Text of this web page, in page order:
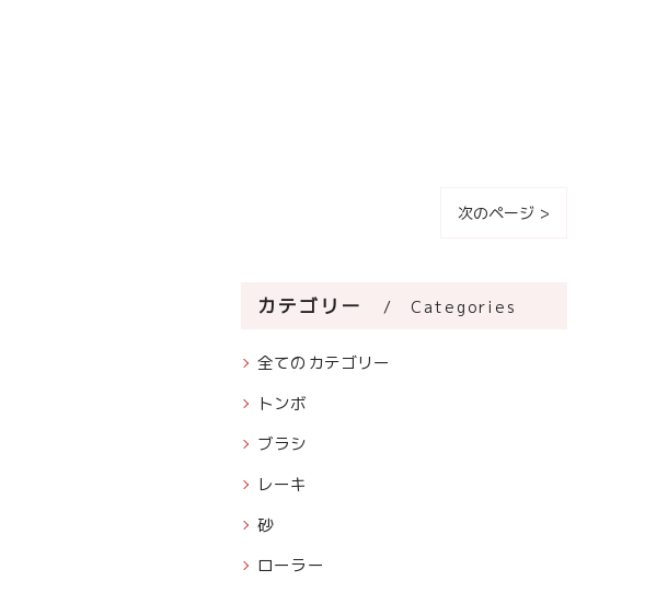
次のページ >
カテゴリー Categories
全てのカテゴリー
トンボ
ブラシ
レーキ
砂
ローラー